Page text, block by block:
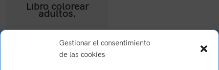
Gestionar el consentimiento
de las cookies
Libro colorear
adultos.
6,24€